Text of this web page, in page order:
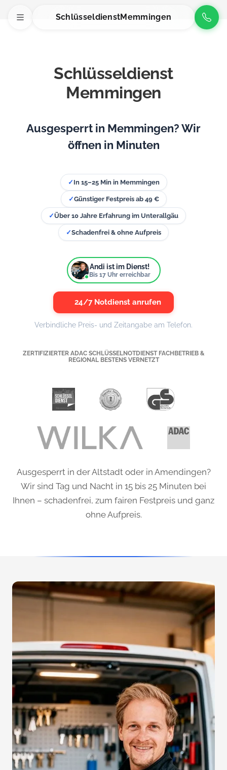
SchlüsseldienstMemmingen
Schlüsseldienst
Memmingen
Ausgesperrt in Memmingen? Wir
öffnen in Minuten
✓ In 15–25 Min in Memmingen
✓Günstiger Festpreis ab 49 €
✓Über 10 Jahre Erfahrung im Unterallgäu
✓Schadenfrei & ohne Aufpreis
Andi ist im Dienst!
Bis 17Uhr erreichbar
24/7 Notdienst anrufen
Verbindliche Preis- und Zeitangabe am Telefon.
ZERTIFIZIERTER ADAC SCHLÜSSELNOTDIENST FACHBETRIEB &
REGIONAL BESTENS VERNETZT
Ausgesperrt in der Altstadt oder in Amendingen?
Wir sind Tag und Nacht in 15 bis 25 Minuten bei
Ihnen – schadenfrei, zum fairen Festpreis und ganz
ohne Aufpreis.